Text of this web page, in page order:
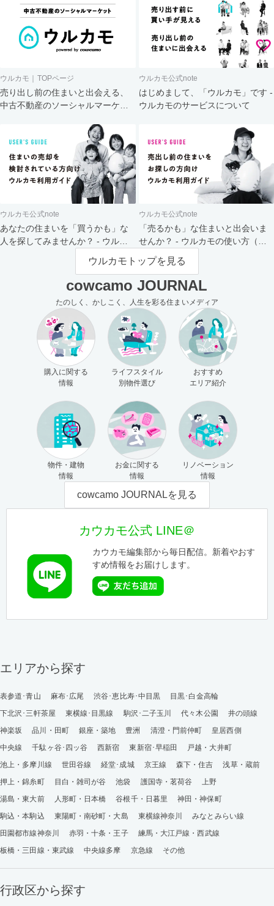
ウルカモ｜TOPページ
売り出し前の住まいと出会える、
中古不動産のソーシャルマーケッ
ウルカモ公式note
はじめまして、「ウルカモ」です -
ウルカモのサービスについて
ウルカモ公式note
あなたの住まいを「買うかも」な
人を探してみませんか？ - ウルカ
ウルカモ公式note
「売るかも」な住まいと出会いま
せんか？ - ウルカモの使い方（買
主さま向け）
ウルカモトップを見る
cowcamo JOURNAL
たのしく、かしこく、人生を彩る住まいメディア
購入に関する
情報
ライフスタイル
別物件選び
おすすめ
エリア紹介
物件・建物
情報
お金に関する
情報
リノベーション
情報
cowcamo JOURNALを見る
カウカモ公式 LINE＠
カウカモ編集部から毎日配信。新着やおす
すめ情報をお届けします。
エリアから探す
表参道･青山 麻布･広尾 渋谷･恵比寿･中目黒
目黒･白金高輪
下北沢･三軒茶屋
東横線･目黒線 駒沢･二子玉川 代々木公園
井の頭線
神楽坂
品川・田町 銀座・築地 豊洲 清澄・門前仲町
皇居西側
中央線
千駄ヶ谷･四ッ谷 西新宿 東新宿･早稲田
戸越・大井町
池上・多摩川線
世田谷線 経堂･成城 京王線 森下・住吉
浅草・蔵前
押上・錦糸町
目白・雑司が谷 池袋 護国寺・茗荷谷
上野
湯島・東大前
人形町・日本橋 谷根千・日暮里
神田・神保町
駒込・本駒込
東陽町・南砂町・大島 東横線神奈川
みなとみらい線
田園都市線神奈川
赤羽・十条・王子
練馬・大江戸線・西武線
板橋・三田線・東武線
中央線多摩 京急線 その他
行政区から探す